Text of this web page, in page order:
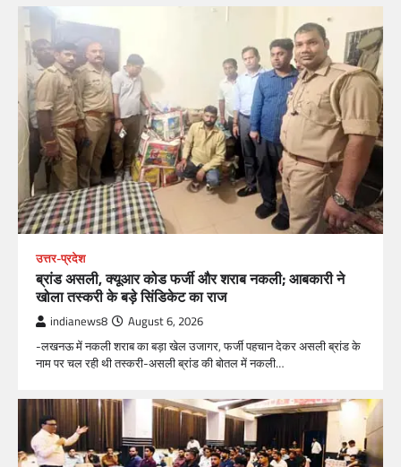
उत्तर-प्रदेश
ब्रांड असली, क्यूआर कोड फर्जी और शराब नकली; आबकारी ने
खोला तस्करी के बड़े सिंडिकेट का राज
indianews8 August 6, 2026
-लखनऊ में नकली शराब का बड़ा खेल उजागर, फर्जी पहचान देकर असली ब्रांड के
नाम पर चल रही थी तस्करी-असली ब्रांड की बोतल में नकली…